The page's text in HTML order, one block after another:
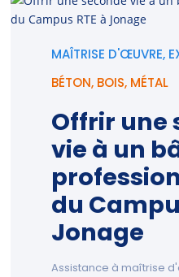
MAÎTRISE D'ŒUVRE,
BÉTON, BOIS, MÉTAL
Offrir une
vie à un
du
Jonage
Assistance à maîtrise